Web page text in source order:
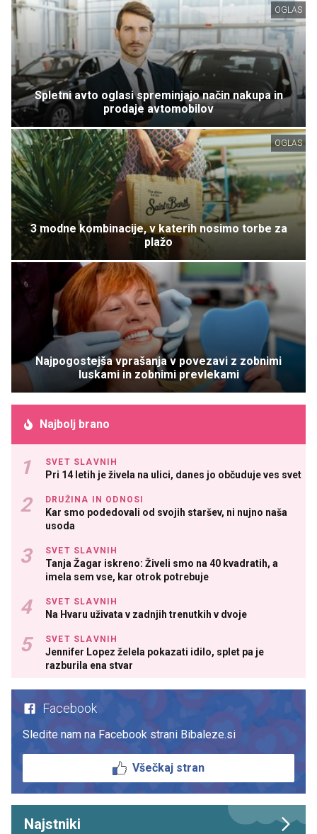
OGLAS
Spletni avto oglasi spreminjajo način nakupa in
prodaje avtomobilov
OGLAS
3 modne kombinacije, v katerih nosimo torbe za
plažo
Najpogostejša vprašanja v povezavi z zobnimi
luskami in zobnimi prevlekami
Najbolj brano
SVET SLAVNIH
Pri 14 letih je živela na ulici, danes jo občuduje ves svet
DRUŽINA IN ODNOSI
Kar smo podedovali od svojih staršev, ni nujno naša
usoda
SVET SLAVNIH
Tanja Žagar iskreno: Živeli smo na 40 kvadratih, a
imela sem vse, kar otrok potrebuje
SVET SLAVNIH
Na Hvaru uživata v zadnjih trenutkih v dvoje
SVET SLAVNIH
Jennifer Lopez želela pokazati idilo, splet pa je
razburila ena stvar
Facebook
Sledite nam na Facebook strani Bibaleze.si
Všečkaj stran
Najstniki